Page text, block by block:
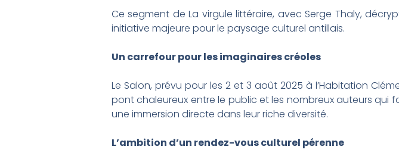
Ce segment de La virgule littéraire, avec Serge Thaly,
initiative majeure pour le paysage culturel antillais.
Un carrefour pour les imaginaires créoles
Le Salon, prévu pour les 2 et 3 août 2025 à l’Habitation
pont chaleureux entre le public et les nombreux auteurs
une immersion directe dans leur riche diversité.
L’ambition d’un rendez-vous culturel pérenne